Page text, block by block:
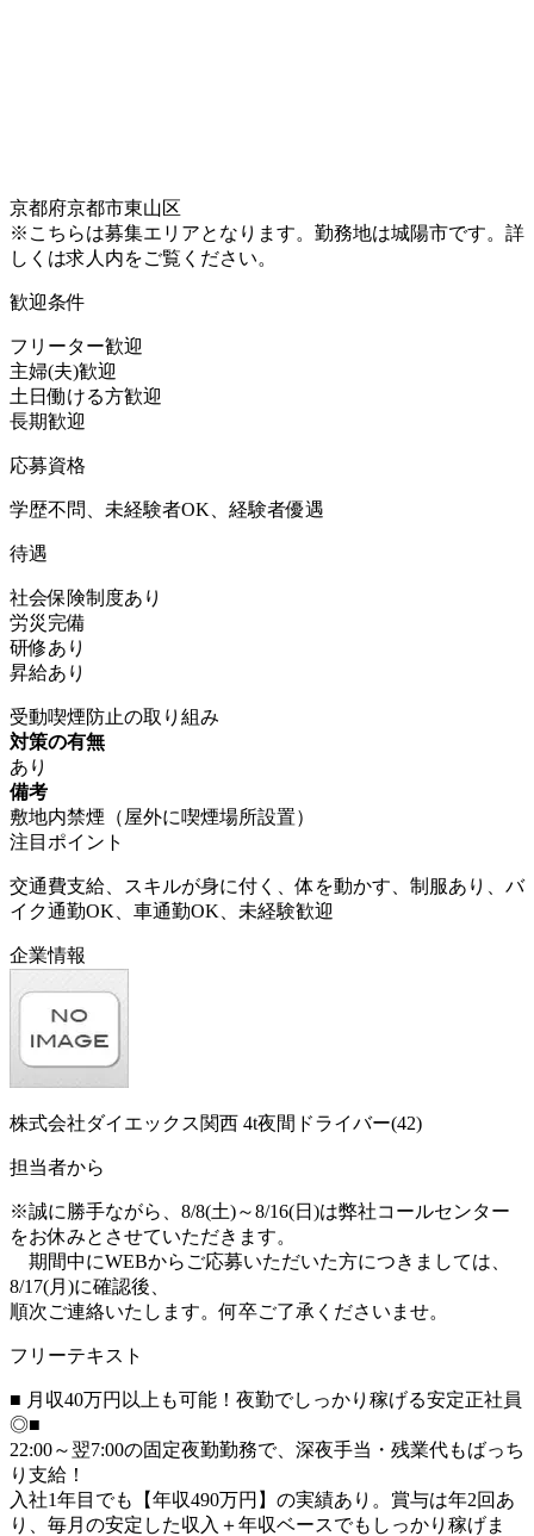
京都府京都市東山区
※こちらは募集エリアとなります。勤務地は城陽市です。詳
しくは求人内をご覧ください。
歓迎条件
フリーター歓迎
主婦(夫)歓迎
土日働ける方歓迎
長期歓迎
応募資格
学歴不問、未経験者OK、経験者優遇
待遇
社会保険制度あり
労災完備
研修あり
昇給あり
受動喫煙防止の取り組み
対策の有無
あり
備考
敷地内禁煙（屋外に喫煙場所設置）
注目ポイント
交通費支給、スキルが身に付く、体を動かす、制服あり、バ
イク通勤OK、車通勤OK、未経験歓迎
企業情報
株式会社ダイエックス関西 4t夜間ドライバー(42)
担当者から
※誠に勝手ながら、8/8(土)～8/16(日)は弊社コールセンター
をお休みとさせていただきます。
期間中にWEBからご応募いただいた方につきましては、
8/17(月)に確認後、
順次ご連絡いたします。何卒ご了承くださいませ。
フリーテキスト
■ 月収40万円以上も可能！夜勤でしっかり稼げる安定正社員
◎■
22:00～翌7:00の固定夜勤勤務で、深夜手当・残業代もばっち
り支給！
入社1年目でも【年収490万円】の実績あり。賞与は年2回あ
り、毎月の安定した収入＋年収ベースでもしっかり稼げま